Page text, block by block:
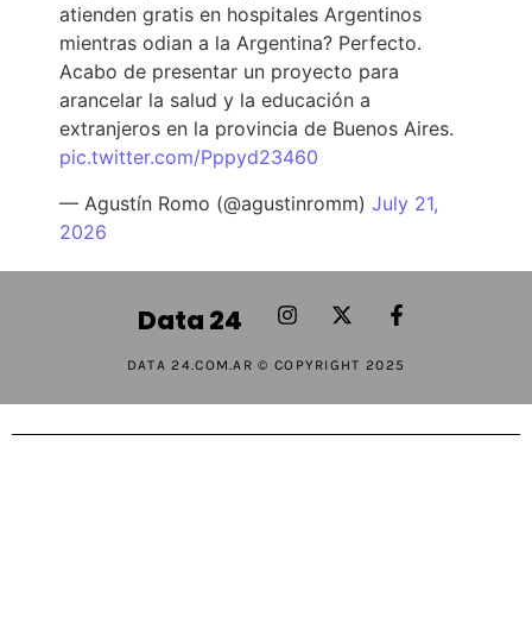
atienden gratis en hospitales Argentinos
mientras odian a la Argentina? Perfecto.
Acabo de presentar un proyecto para
arancelar la salud y la educación a
extranjeros en la provincia de Buenos Aires.
pic.twitter.com/Pppyd23460
— Agustín Romo (@agustinromm) July 21,
2026
Data 24
DATA 24.COM.AR © COPYRIGHT 2025